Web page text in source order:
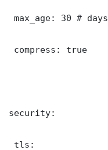
max_age: 30 # days
compress: true
security:
tls: